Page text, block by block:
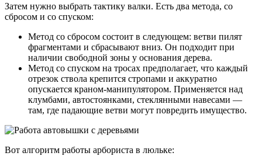
Затем нужно выбрать тактику валки. Есть два метода, со
сбросом и со спуском:
Метод со сбросом состоит в следующем: ветви пилят
фрагментами и сбрасывают вниз. Он подходит при
наличии свободной зоны у основания дерева.
Метод со спуском на тросах предполагает, что каждый
отрезок ствола крепится стропами и аккуратно
опускается краном-манипулятором. Применяется над
клумбами, автостоянками, стеклянными навесами —
там, где падающие ветви могут повредить имущество.
Вот алгоритм работы арбориста в люльке: